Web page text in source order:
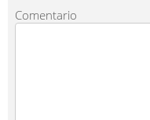
Comentario